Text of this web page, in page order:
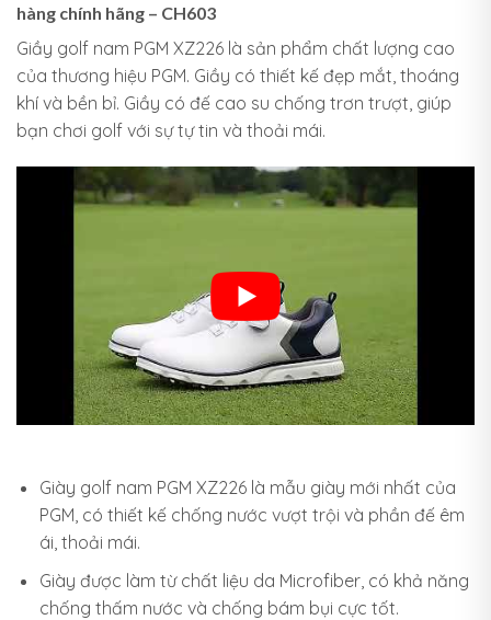
hàng chính hãng – CH603
Giầy golf nam PGM XZ226 là sản phẩm chất lượng cao
của thương hiệu PGM. Giầy có thiết kế đẹp mắt, thoáng
khí và bền bỉ. Giầy có đế cao su chống trơn trượt, giúp
bạn chơi golf với sự tự tin và thoải mái.
Giày golf nam PGM XZ226 là mẫu giày mới nhất của
PGM, có thiết kế chống nước vượt trội và phần đế êm
ái, thoải mái.
Giày được làm từ chất liệu da Microfiber, có khả năng
chống thấm nước và chống bám bụi cực tốt.